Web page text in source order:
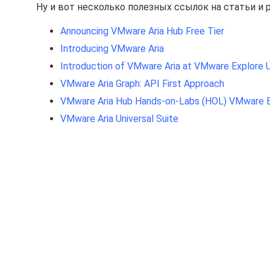
Ну и вот несколько полезных ссылок на статьи и
Announcing VMware Aria Hub Free Tier
Introducing VMware Aria
Introduction of VMware Aria at VMware Explore
VMware Aria Graph: API First Approach
VMware Aria Hub Hands-on-Labs (HOL) VMware
VMware Aria Universal Suite